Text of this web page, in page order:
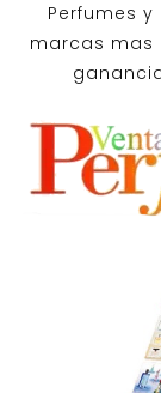
Perfumes y
marcas mas